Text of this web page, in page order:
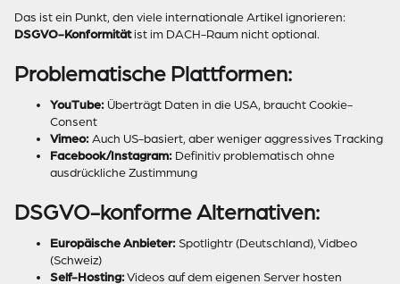
Das ist ein Punkt, den viele internationale Artikel ignorieren:
DSGVO-Konformitätist im DACH-Raum nicht optional.
Problematische Plattformen:
YouTube: Überträgt Daten in die USA, braucht Cookie-
Consent
Vimeo: Auch US-basiert, aber weniger aggressives Tracking
Facebook/Instagram: Definitiv problematisch ohne
ausdrückliche Zustimmung
DSGVO-konforme Alternativen:
Europäische Anbieter: Spotlightr (Deutschland), Vidbeo
(Schweiz)
Self-Hosting:Videos auf dem eigenen Server hosten